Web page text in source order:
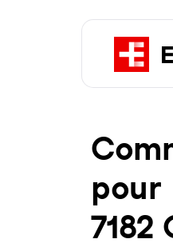
pour
7182